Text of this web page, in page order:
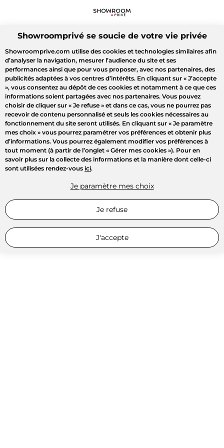
Showroomprivé se soucie de votre vie privée
Showroomprive.com utilise des cookies et technologies similaires afin
d’analyser la navigation, mesurer l’audience du site et ses
performances ainsi que pour vous proposer, avec nos partenaires, des
publicités adaptées à vos centres d’intérêts. En cliquant sur « J’accepte
», vous consentez au dépôt de ces cookies et notamment à ce que ces
informations soient partagées avec nos partenaires. Vous pouvez
choisir de cliquer sur « Je refuse » et dans ce cas, vous ne pourrez pas
recevoir de contenu personnalisé et seuls les cookies nécessaires au
fonctionnement du site seront utilisés. En cliquant sur « Je paramètre
mes choix » vous pourrez paramétrer vos préférences et obtenir plus
d’informations. Vous pourrez également modifier vos préférences à
tout moment (à partir de l’onglet « Gérer mes cookies »). Pour en
savoir plus sur la collecte des informations et la manière dont celle-ci
sont utilisées rendez-vous ici.
Je paramètre mes choix
Je refuse
J'accepte